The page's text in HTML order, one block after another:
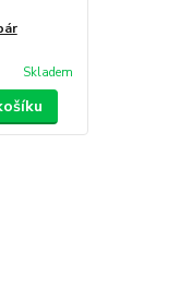
Skladem